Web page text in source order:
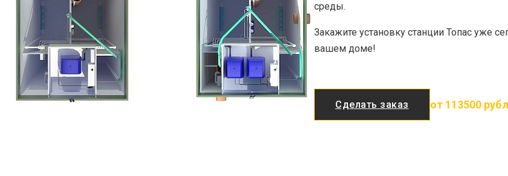
среды.
Закажите установку станции Топас уже
вашем доме!
Сделать заказ от 113500